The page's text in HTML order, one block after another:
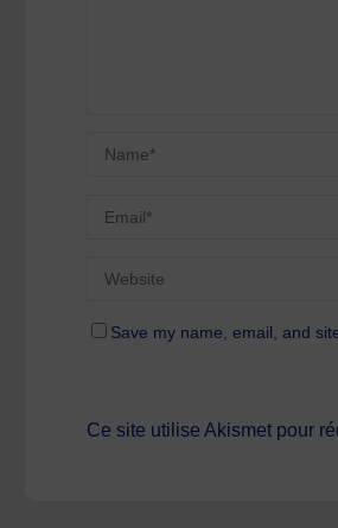
Save my name, email, and
Ce site utilise Akismet pour